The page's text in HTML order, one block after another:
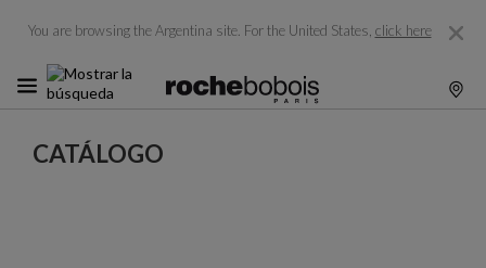
You are browsing the Argentina site. For the United States, click here
CATÁLOGO